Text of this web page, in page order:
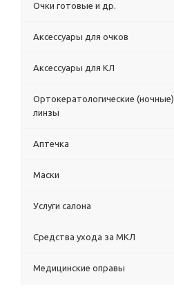
Очки готовые и др.
Аксессуары для очков
Аксессуары для КЛ
Ортокератологические (ночные)
линзы
Аптечка
Маски
Услуги салона
Средства ухода за МКЛ
Медицинские оправы